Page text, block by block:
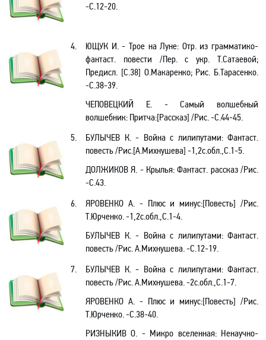
-С.12-20.
4.
ЮЩУК И. - Трое на Луне: Отр. из грамматико-
фантаст. повести /Пер. с укр. Т.Сатаевой;
Предисл. [С.38] О.Макаренко; Рис. Б.Тарасенко.
-С.38-39.
ЧЕПОВЕЦКИЙ Е. - Самый волшебный
волшебник: Притча:[Рассказ] /Рис. -С.44-45.
5.
БУЛЫЧЕВ К. - Война с лилипутами: Фантаст.
повесть/Рис.[А.Михнушева] -1,2с.обл.,С.1-5.
ДОЛЖИКОВ Я. - Крылья: Фантаст. рассказ /Рис.
-С.43.
6.
ЯРОВЕНКО А. - Плюс и минус:[Повесть] /Рис.
Т.Юрченко. -1,2с.обл.,С.1-4.
БУЛЫЧЕВ К. - Война с лилипутами: Фантаст.
повесть/Рис. А.Михнушева. -С.12-19.
7.
БУЛЫЧЕВ К. - Война с лилипутами: Фантаст.
повесть/Рис. А.Михнушева. -2с.обл.,С.1-7.
ЯРОВЕНКО А. - Плюс и минус:[Повесть] /Рис.
Т.Юрченко. -С.38-40.
РИЗНЫКИВ О. - Микро вселенная: Ненаучно-